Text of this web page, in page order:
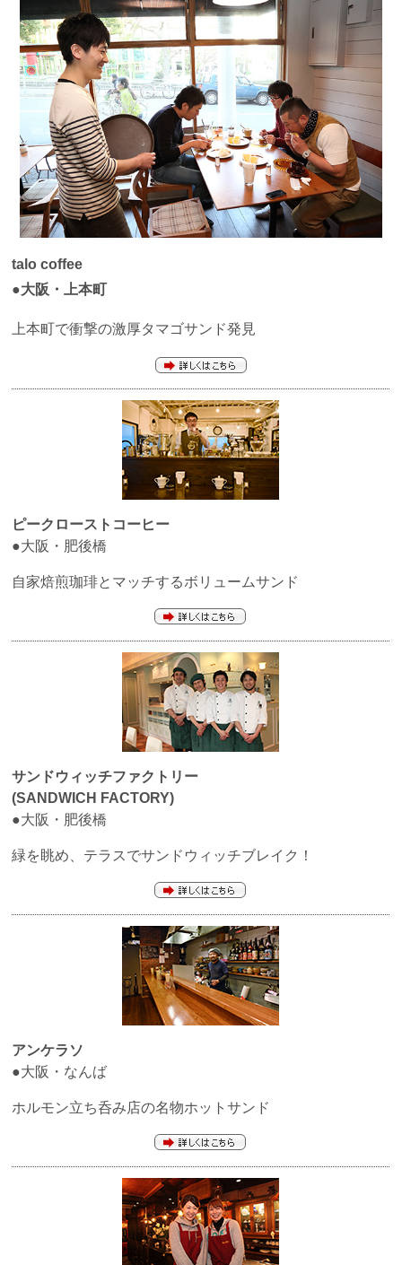
talo coffee
●大阪・上本町
上本町で衝撃の激厚タマゴサンド発見
ピークローストコーヒー
●大阪・肥後橋
自家焙煎珈琲とマッチするボリュームサンド
サンドウィッチファクトリー
(SANDWICH FACTORY)
●大阪・肥後橋
緑を眺め、テラスでサンドウィッチブレイク！
アンケラソ
●大阪・なんば
ホルモン立ち呑み店の名物ホットサンド